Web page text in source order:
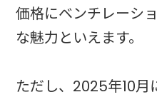
価格にベンチレーシ
な魅力といえます。
ただし、2025年10月